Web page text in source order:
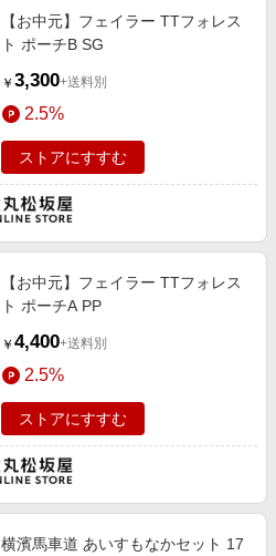
【お中元】フェイラー TTフォレス
ト ポーチB SG
￥ 3,300+送料別
2.5%
ストアにすすむ
【お中元】フェイラー TTフォレス
ト ポーチA PP
￥ 4,400+送料別
2.5%
ストアにすすむ
横濱馬車道 あいすもなかセット 17